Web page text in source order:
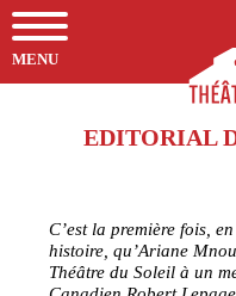
MENU
EDITORIAL
C’est la première fois,
histoire, qu’Ariane
Théâtre du Soleil à un